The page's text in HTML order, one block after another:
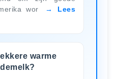
wor
Lees
warme